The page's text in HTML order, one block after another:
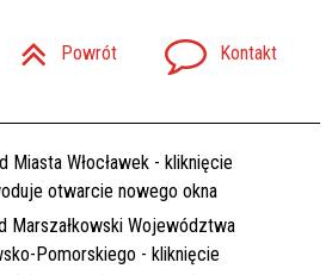
Powrót Kontakt